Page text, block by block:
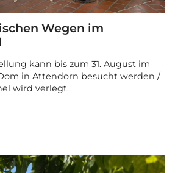
Wegen im
kann bis zum 31. August im
in Attendorn besucht werden /
wird verlegt.